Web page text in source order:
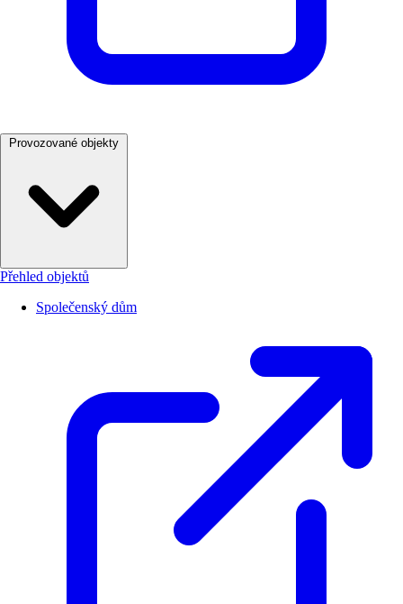
Provozované objekty
Přehled objektů
Společenský dům